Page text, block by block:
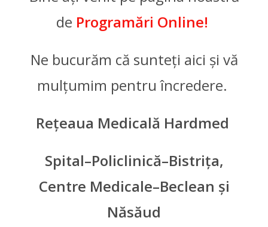
de Programări Online!
Ne bucurăm că sunteți aici și vă
mulțumim pentru încredere.
Rețeaua Medicală Hardmed
Spital–Policlinică–Bistrița,
Centre Medicale–Beclean și
Năsăud